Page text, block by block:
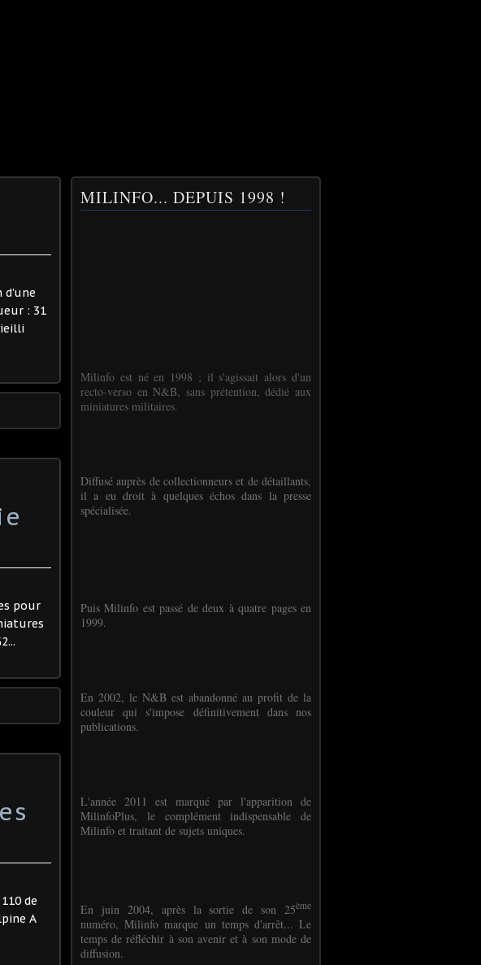
d'une
: 31
pour
de
A
MILINFO... DEPUIS 1998 !
Milinfo est né en 1998 ; il s'agissait alors d'un
recto-verso en N&B, sans prétention, dédié aux
miniatures militaires.
Diffusé auprès de collectionneurs et de détaillants,
il a eu droit à quelques échos dans la presse
spécialisée.
Puis Milinfo est passé de deux à quatre pages en
1999.
En 2002, le N&B est abandonné au profit de la
couleur qui s'impose définitivement dans nos
publications.
L'année 2011 est marqué par l'apparition de
MilinfoPlus, le complément indispensable de
Milinfo et traitant de sujets uniques.
En juin 2004, après la sortie de son 25ème
numéro, Milinfo marque un temps d'arrêt... Le
temps de réfléchir à son avenir et à son mode de
diffusion.